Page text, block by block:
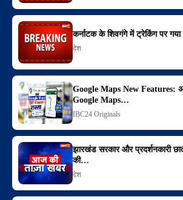
कर्नाटक के शिवगंगे में ट्रेकिंग पर
देश
Google Maps New Features: अब
Google Maps…
IBC24 Originals
झारखंड सरकार और प्रदर्शनकारी
की…
देश